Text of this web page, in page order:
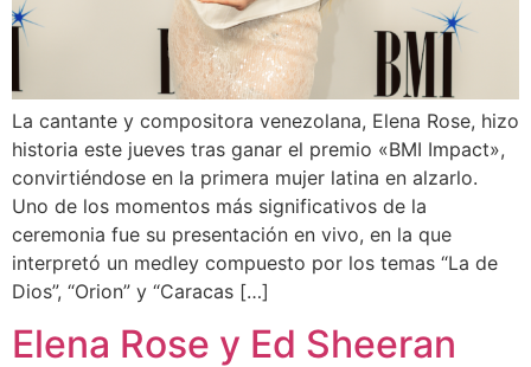
La cantante y compositora venezolana, Elena Rose, hizo
historia este jueves tras ganar el premio «BMI Impact»,
convirtiéndose en la primera mujer latina en alzarlo.
Uno de los momentos más significativos de la
ceremonia fue su presentación en vivo, en la que
interpretó un medley compuesto por los temas “La de
Dios”, “Orion” y “Caracas […]
Elena Rose y Ed Sheeran